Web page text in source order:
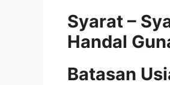
Syarat –
Handal
Batasan